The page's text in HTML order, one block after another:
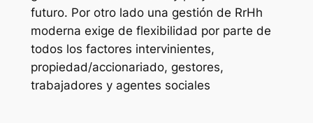
futuro. Por otro lado una gestión de RrHh
moderna exige de flexibilidad por parte de
todos los factores intervinientes,
propiedad/accionariado, gestores,
trabajadores y agentes sociales